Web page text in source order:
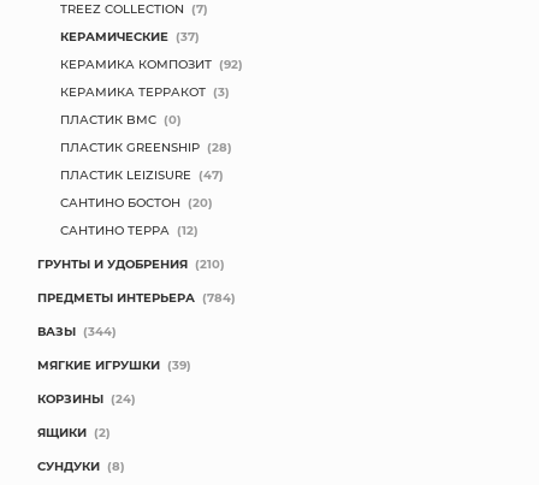
TREEZ COLLECTION (7)
КЕРАМИЧЕСКИЕ (37)
КЕРАМИКА КОМПОЗИТ (92)
КЕРАМИКА ТЕРРАКОТ (3)
ПЛАСТИК BMC (0)
ПЛАСТИК GREENSHIP (28)
ПЛАСТИК LEIZISURE (47)
САНТИНО БОСТОН (20)
САНТИНО ТЕРРА (12)
ГРУНТЫ И УДОБРЕНИЯ (210)
ПРЕДМЕТЫ ИНТЕРЬЕРА (784)
ВАЗЫ (344)
МЯГКИЕ ИГРУШКИ (39)
КОРЗИНЫ (24)
ЯЩИКИ (2)
СУНДУКИ (8)